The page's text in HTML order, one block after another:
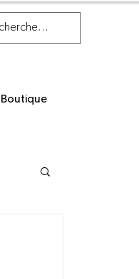
Boutique